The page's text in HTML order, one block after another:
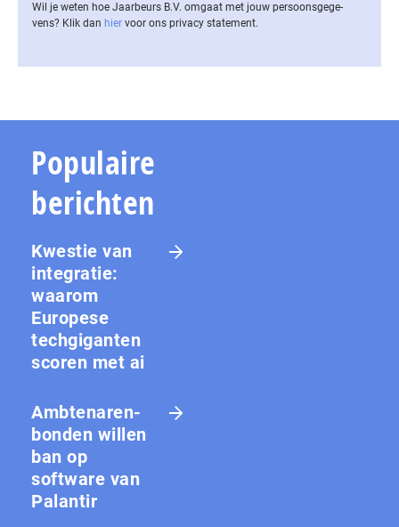
Wil je weten hoe Jaarbeurs B.V. omgaat met jouw per­soons­ge­ge­
vens? Klik dan hier voor ons privacy statement.
Populaire
berichten
Kwestie van
integratie:
waarom
Europese
techgiganten
scoren met ai
Amb­te­na­ren­
bon­den willen
ban op
software van
Palantir